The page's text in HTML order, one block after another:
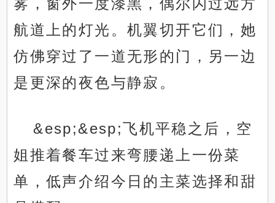
雾，窗外一度漆黑，偶尔闪过远方
航道上的灯光。机翼切开它们，她
仿佛穿过了一道无形的门，另一边
是更深的夜色与静寂。
&esp;&esp;飞机平稳之后，空
姐推着餐车过来弯腰递上一份菜
单，低声介绍今日的主菜选择和甜